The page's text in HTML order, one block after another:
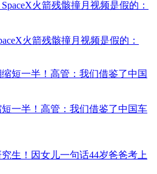
火箭残骸撞月视频是假的：
一半！高管：我们借鉴了中国车